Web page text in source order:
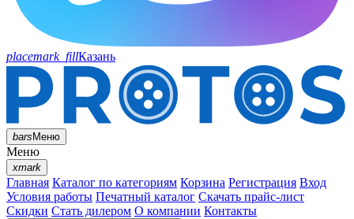
placemark_fillКазань
barsМеню
Меню
xmark
Главная Каталог по категориям Корзина Регистрация Вход
Условия работы Печатный каталог Скачать прайс-лист
Скидки Стать дилером О компании Контакты